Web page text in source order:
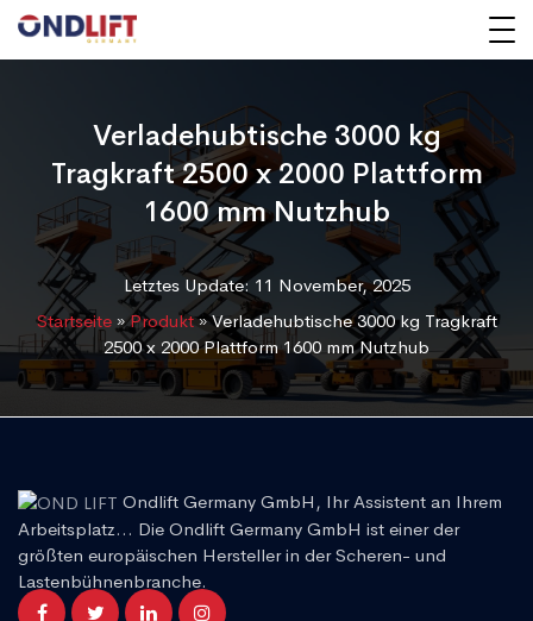
Verladehubtische 3000 kg
Tragkraft 2500 x 2000 Plattform
1600 mm Nutzhub
Letztes Update: 11 November, 2025
Startseite»Produkt»Verladehubtische 3000 kg Tragkraft
2500 x 2000 Plattform 1600 mm Nutzhub
Ondlift Germany GmbH, Ihr Assistent an Ihrem
Arbeitsplatz... Die Ondlift Germany GmbH ist einer der
größten europäischen Hersteller in der Scheren- und
Lastenbühnenbranche.